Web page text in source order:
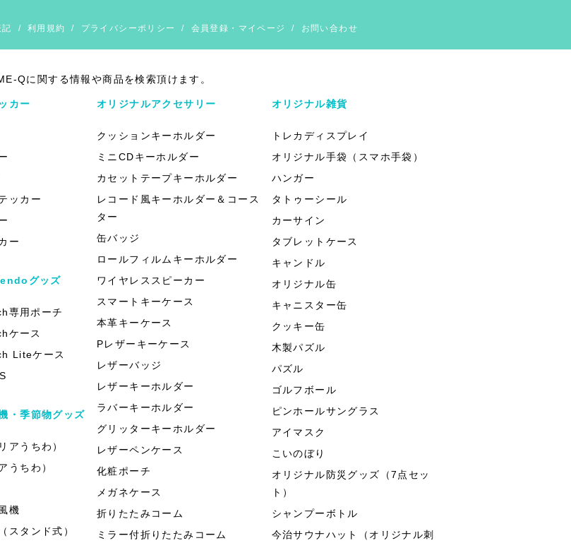
/ 利用規約 / プライバシーポリシー / 会員登録・マイページ / お問い合わせ
Qに関する情報や商品を検索頂けます。
カー
ッカー
ー
グッズ
専用ポーチ
ケース
Liteケース
・季節物グッズ
アうちわ）
うちわ）
機
スタンド式）
オリジナルアクセサリー
クッションキーホルダー
ミニCDキーホルダー
カセットテープキーホルダー
レコード風キーホルダー＆コース
ター
缶バッジ
ロールフィルムキーホルダー
ワイヤレススピーカー
スマートキーケース
本革キーケース
Pレザーキーケース
レザーバッジ
レザーキーホルダー
ラバーキーホルダー
グリッターキーホルダー
レザーペンケース
化粧ポーチ
メガネケース
折りたたみコーム
ミラー付折りたたみコーム
オリジナル雑貨
トレカディスプレイ
オリジナル手袋（スマホ手袋）
ハンガー
タトゥーシール
カーサイン
タブレットケース
キャンドル
オリジナル缶
キャニスター缶
クッキー缶
木製パズル
パズル
ゴルフボール
ピンホールサングラス
アイマスク
こいのぼり
オリジナル防災グッズ（7点セッ
ト）
シャンプーボトル
今治サウナハット（オリジナル刺